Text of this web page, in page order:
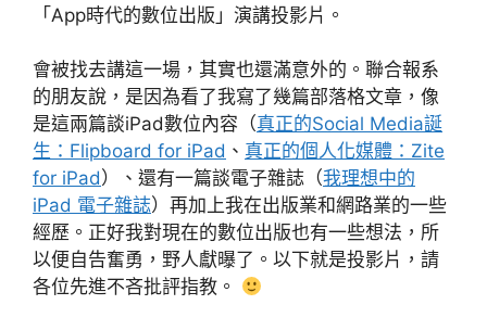
「App時代的數位出版」演講投影片。
會被找去講這一場，其實也還滿意外的。聯合報系
的朋友說，是因為看了我寫了幾篇部落格文章，像
是這兩篇談iPad數位內容（真正的Social Media誕
生：Flipboard for iPad 、 真正的個人化媒體：Zite
for iPad）、還有一篇談電子雜誌（我理想中的
iPad 電子雜誌）再加上我在出版業和網路業的一些
經歷。正好我對現在的數位出版也有一些想法，所
以便自告奮勇，野人獻曝了。以下就是投影片，請
各位先進不吝批評指教。